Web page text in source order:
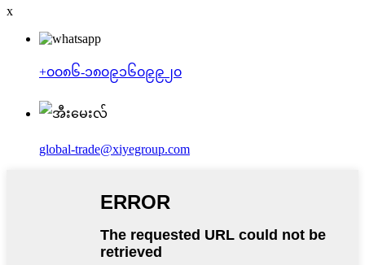
x
+၀၀၈၆-၁၈၀၉၁၆၀၉၉၂၀
global-trade@xiyegroup.com